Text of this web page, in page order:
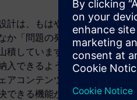
計は、もはや単なる機械設計
か「問題の発生しない機械を
積しています。初期段階にデ
入できるようになります。今
アコンテンツが含まれており
できる機能が求められていま